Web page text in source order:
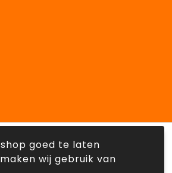
goed te laten
wij gebruik van